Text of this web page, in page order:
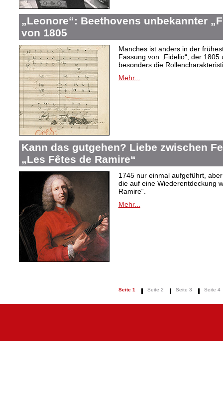
„Leonore“: Beethovens unbekannter
von 1805
Manches ist anders in der
Fassung von „Fidelio“, der 1805
besonders die
Mehr...
Kann das gutgehen? Liebe zwischen
„Les Fêtes de Ramire“
1745 nur einmal aufgeführt,
die auf eine Wiederentdeckung
Ramire“.
Mehr...
Seite 1 Seite 2 Seite 3 Seite 4